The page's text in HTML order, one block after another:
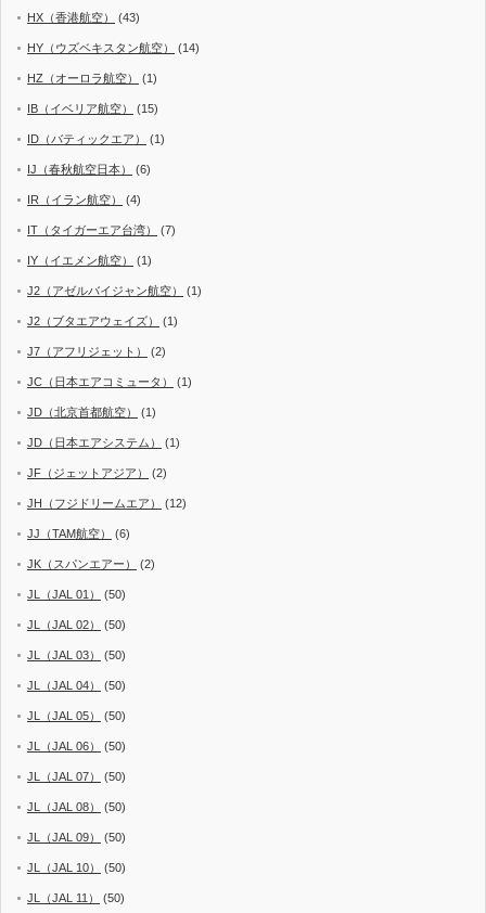
HX（香港航空） (43)
HY（ウズベキスタン航空） (14)
HZ（オーロラ航空） (1)
IB（イベリア航空） (15)
ID（バティックエア） (1)
IJ（春秋航空日本） (6)
IR（イラン航空） (4)
IT（タイガーエア台湾） (7)
IY（イエメン航空） (1)
J2（アゼルバイジャン航空） (1)
J2（ブタエアウェイズ） (1)
J7（アフリジェット） (2)
JC（日本エアコミュータ） (1)
JD（北京首都航空） (1)
JD（日本エアシステム） (1)
JF（ジェットアジア） (2)
JH（フジドリームエア） (12)
JJ（TAM航空） (6)
JK（スパンエアー） (2)
JL（JAL 01） (50)
JL（JAL 02） (50)
JL（JAL 03） (50)
JL（JAL 04） (50)
JL（JAL 05） (50)
JL（JAL 06） (50)
JL（JAL 07） (50)
JL（JAL 08） (50)
JL（JAL 09） (50)
JL（JAL 10） (50)
JL（JAL 11） (50)